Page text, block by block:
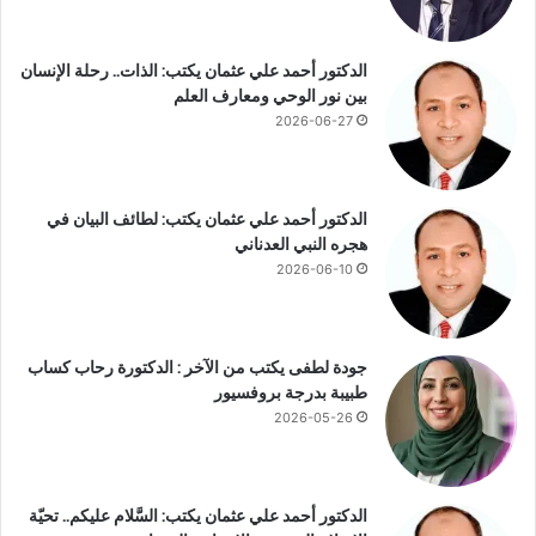
ك
الدكتور أحمد علي عثمان يكتب: الذات.. رحلة الإنسان
بين نور الوحي ومعارف العلم
2026-06-27
الدكتور أحمد علي عثمان يكتب: لطائف البيان في
هجره النبي العدناني
2026-06-10
جودة لطفى يكتب من الآخر : الدكتورة رحاب كساب
طبيبة بدرجة بروفسيور
2026-05-26
الدكتور أحمد علي عثمان يكتب: السَّلام عليكم.. تحيّة